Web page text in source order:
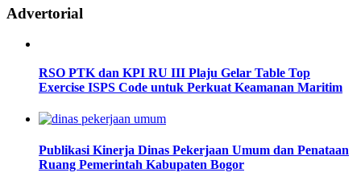
Advertorial
RSO PTK dan KPI RU III Plaju Gelar Table Top
Exercise ISPS Code untuk Perkuat Keamanan Maritim
Publikasi Kinerja Dinas Pekerjaan Umum dan Penataan
Ruang Pemerintah Kabupaten Bogor